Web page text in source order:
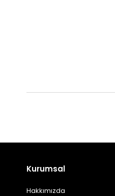
Kurumsal
Hakkımızda